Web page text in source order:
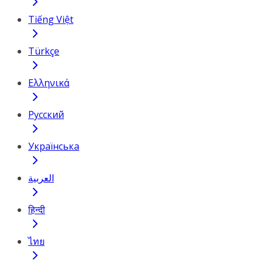
Tiếng Việt
Türkçe
Ελληνικά
Русский
Українська
العربية
हिन्दी
ไทย